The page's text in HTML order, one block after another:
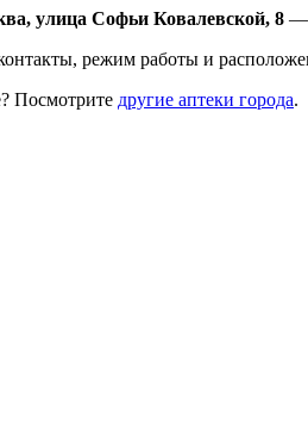
улица Софьи Ковалевской, 8 —
режим работы и
Посмотрите другие аптеки города.